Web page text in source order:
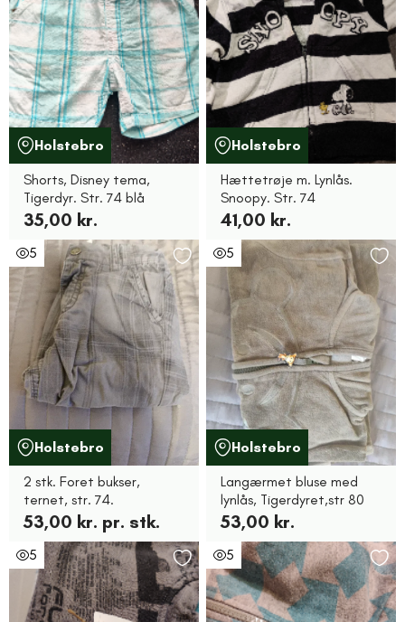
Holstebro
Shorts, Disney tema,
Tigerdyr. Str. 74 blå
35,00 kr.
Holstebro
Hættetrøje m. Lynlås.
Snoopy. Str. 74
41,00 kr.
5
Holstebro
2 stk. Foret bukser,
ternet, str. 74.
53,00 kr. pr. stk.
5
Holstebro
Langærmet bluse med
lynlås, Tigerdyret,str 80
53,00 kr.
5 5